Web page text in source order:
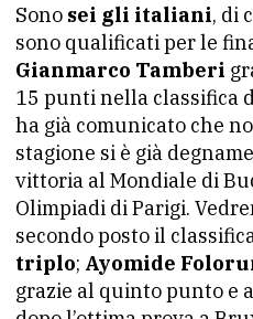
Sono sei gli italiani, di
sono qualificati per le
Gianmarco Tamberi
15 punti nella classifica
ha già comunicato che
stagione si è già
vittoria al Mondiale di
Olimpiadi di Parigi.
secondo posto il
triplo; Ayomide
grazie al quinto punto e